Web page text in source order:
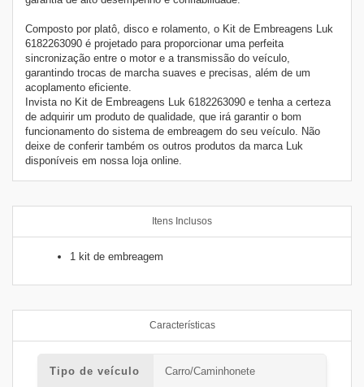
Composto por platô, disco e rolamento, o Kit de Embreagens Luk
6182263090 é projetado para proporcionar uma perfeita
sincronização entre o motor e a transmissão do veículo,
garantindo trocas de marcha suaves e precisas, além de um
acoplamento eficiente.
Invista no Kit de Embreagens Luk 6182263090 e tenha a certeza
de adquirir um produto de qualidade, que irá garantir o bom
funcionamento do sistema de embreagem do seu veículo. Não
deixe de conferir também os outros produtos da marca Luk
disponíveis em nossa loja online.
Itens Inclusos
1 kit de embreagem
Características
Tipo de veículo Carro/Caminhonete